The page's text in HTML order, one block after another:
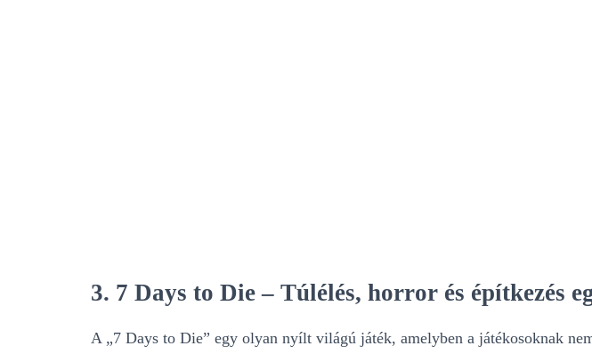
3. 7 Days to Die – Túlélés, horror és építkezés
A „7 Days to Die” egy olyan nyílt világú játék, amelyben a játékosoknak